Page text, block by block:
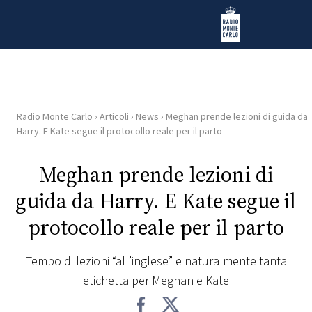
Radio Monte Carlo
HOME
RADIO
WEB
RADIO
PLAYLIST
Radio Monte Carlo › Articoli › News › Meghan prende lezioni di guida da
Harry. E Kate segue il protocollo reale per il parto
Meghan prende lezioni di
guida da Harry. E Kate segue il
protocollo reale per il parto
Tempo di lezioni “all’inglese” e naturalmente tanta
etichetta per Meghan e Kate